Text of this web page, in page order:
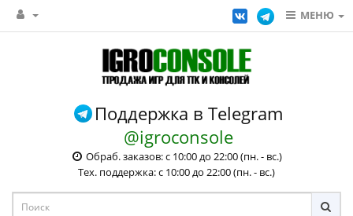
МЕНЮ
Поддержка в Telegram
@igroconsole
Обраб. заказов: с 10:00 до 22:00 (пн. - вс.)
Тех. поддержка: с 10:00 до 22:00 (пн. - вс.)